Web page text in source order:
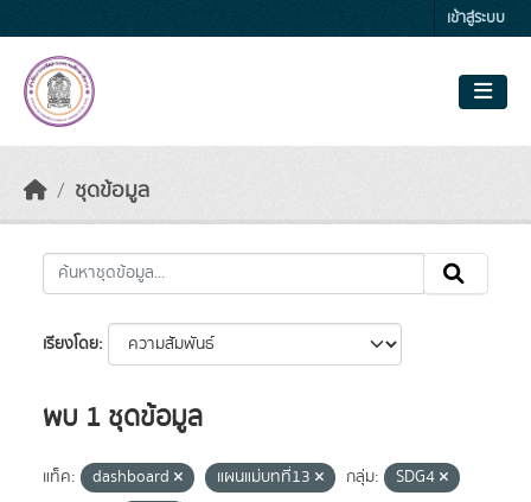
เข้าสู่ระบบ
ชุดข้อมูล
เรียงโดย
พบ 1 ชุดข้อมูล
แท็ค: dashboard แผนแม่บทที่13 กลุ่ม:
SDG4